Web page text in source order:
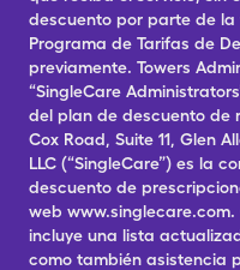
descuento por parte de
Programa de Tarifas de
previamente. Towers
“SingleCare
del plan de descuento de
Cox Road, Suite 11, Glen
LLC (“SingleCare”) es la
descuento de
web
incluye una lista
como también asistencia